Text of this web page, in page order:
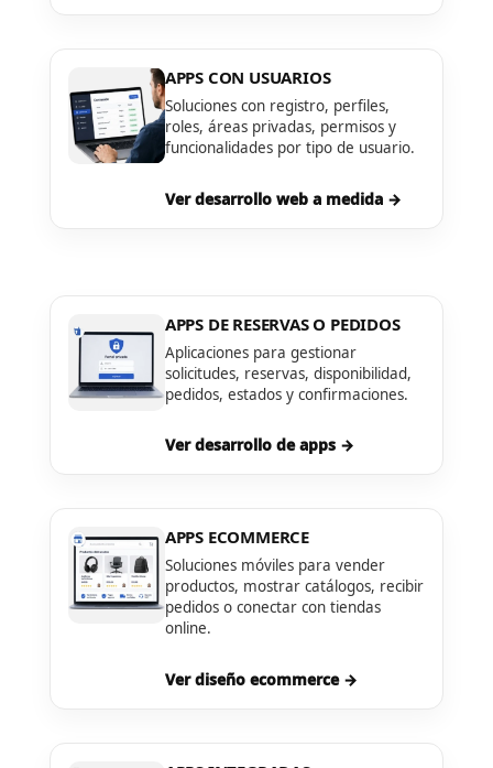
APPS CON USUARIOS
Soluciones con registro, perfiles,
roles, áreas privadas, permisos y
funcionalidades por tipo de usuario.
Ver desarrollo web a medida →
APPS DE RESERVAS O PEDIDOS
Aplicaciones para gestionar
solicitudes, reservas, disponibilidad,
pedidos, estados y confirmaciones.
Ver desarrollo de apps →
APPS ECOMMERCE
Soluciones móviles para vender
productos, mostrar catálogos, recibir
pedidos o conectar con tiendas
online.
Ver diseño ecommerce →